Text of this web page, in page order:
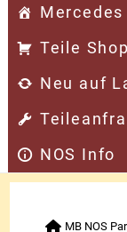
Mercedes
Teile Shop
Neu auf
NOS Info
MB NOS